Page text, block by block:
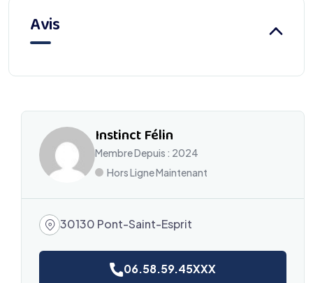
Avis
Instinct Félin
Membre Depuis : 2024
Hors Ligne Maintenant
30130 Pont-Saint-Esprit
06.58.59.45XXX